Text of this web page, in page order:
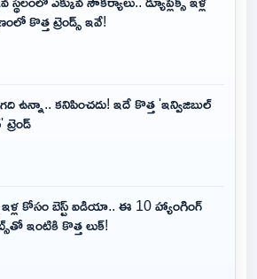
కొత్త ట్రెండ్స్ ఇవే!
ఉన్నా.. కనిపించదు! ఇదే కొత్త 'ఇన్విజిబుల్
కోసం బెస్ట్ ఐడియా.. ఈ 10 హ్యాంగింగ్
ఇంటికి కొత్త లుక్!